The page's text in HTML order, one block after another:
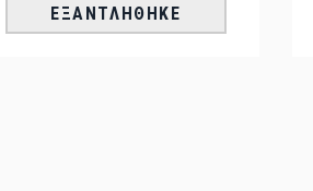
ΕΞΑΝΤΛΉΘΗΚΕ